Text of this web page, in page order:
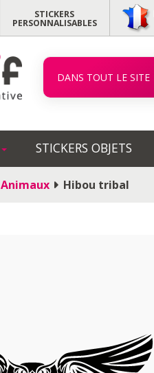
STICKERS
PERSONNALISABLES
DANS TOUT LE SITE
STICKERS OBJETS
Animaux Hibou tribal